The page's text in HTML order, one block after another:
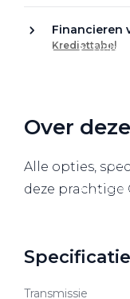
Lease
Financieren
Krediettabel
Over
Alle opties,
deze prachtige
Transmissie